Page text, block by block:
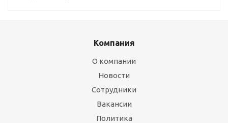
Компания
О компании
Новости
Сотрудники
Вакансии
Политика